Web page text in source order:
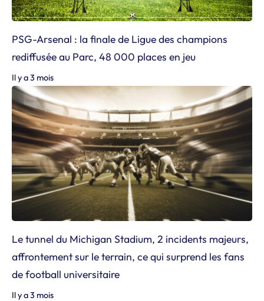
PSG-Arsenal : la finale de Ligue des champions
rediffusée au Parc, 48 000 places en jeu
Il y a 3 mois
Le tunnel du Michigan Stadium, 2 incidents majeurs,
affrontement sur le terrain, ce qui surprend les fans
de football universitaire
Il y a 3 mois